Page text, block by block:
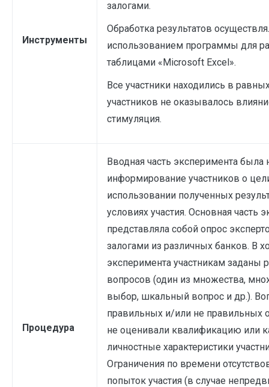
Инструменты
залогами.
Обработка результатов
использованием программы для
таблицами «Microsoft Excel».
Все участники находились в
участников не оказывалось
стимуляция.
Процедура
Вводная часть эксперимента была
информирование участников о
использовании полученных
условиях участия. Основная часть
представляла собой опрос
залогами из различных банков. В
эксперимента участникам заданы
вопросов (один из множества,
выбор, шкальный вопрос и др.).
правильных и/или не правильных
не оценивали квалификацию или
личностные характеристики
Ограничения по времени
попыток участия (в случае